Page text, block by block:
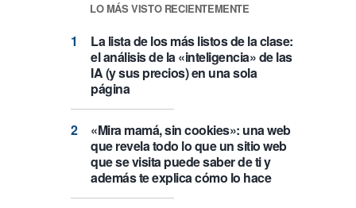
LO MÁS VISTO RECIENTEMENTE
La lista de los más listos de la clase:
el análisis de la «inteligencia» de las
IA (y sus precios) en una sola
página
«Mira mamá, sin cookies»: una web
que revela todo lo que un sitio web
que se visita puede saber de ti y
además te explica cómo lo hace